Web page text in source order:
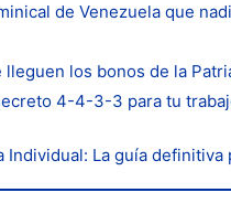
de Venezuela que
lleguen los bonos de la
4-4-3-3 para tu
Individual: La guía